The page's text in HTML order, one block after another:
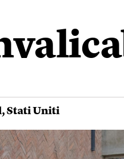
,Stati Uniti